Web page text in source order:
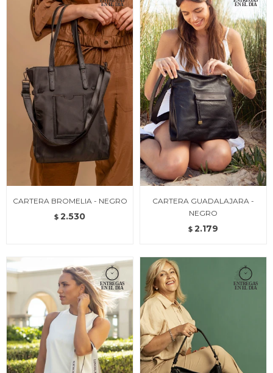
CARTERA BROMELIA - NEGRO
$ 2.530
CARTERA GUADALAJARA -
NEGRO
$ 2.179